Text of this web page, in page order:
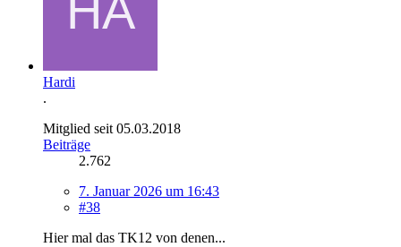
Hardi
.
Mitglied seit 05.03.2018
Beiträge
2.762
7. Januar 2026 um 16:43
#38
Hier mal das TK12 von denen...